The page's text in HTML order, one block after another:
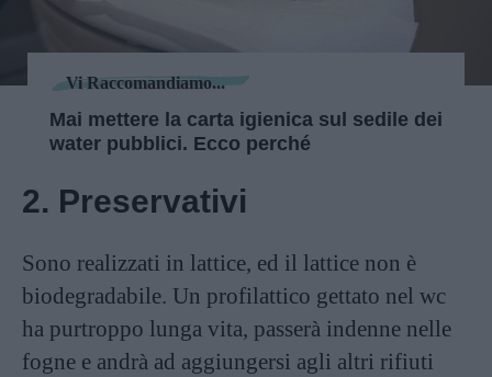
Vi Raccomandiamo...
Mai mettere la carta igienica sul sedile dei
water pubblici. Ecco perché
2. Preservativi
Sono realizzati in lattice, ed il lattice non è
biodegradabile. Un profilattico gettato nel wc
ha purtroppo lunga vita, passerà indenne nelle
fogne e andrà ad aggiungersi agli altri rifiuti